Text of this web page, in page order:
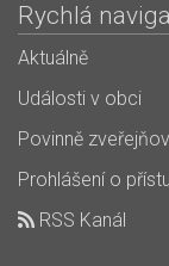
Rychlá
Aktuálně
Události v obci
Povinně
Prohlášení o
RSS Kanál